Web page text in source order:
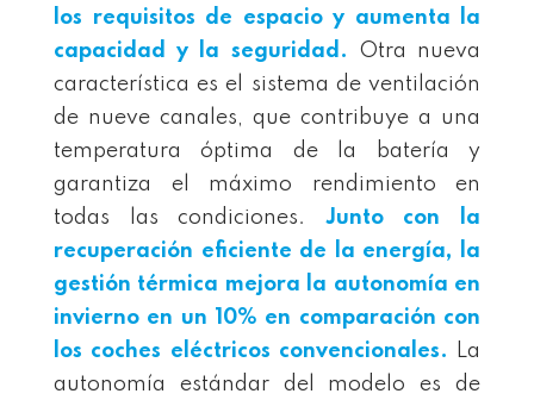
los requisitos de espacio y aumenta la
capacidad y la seguridad. Otra nueva
característica es el sistema de ventilación
de nueve canales, que contribuye a una
temperatura óptima de la batería y
garantiza el máximo rendimiento en
todas las condiciones. Junto con la
recuperación eficiente de la energía, la
gestión térmica mejora la autonomía en
invierno en un 10% en comparación con
los coches eléctricos convencionales. La
autonomía estándar del modelo es de